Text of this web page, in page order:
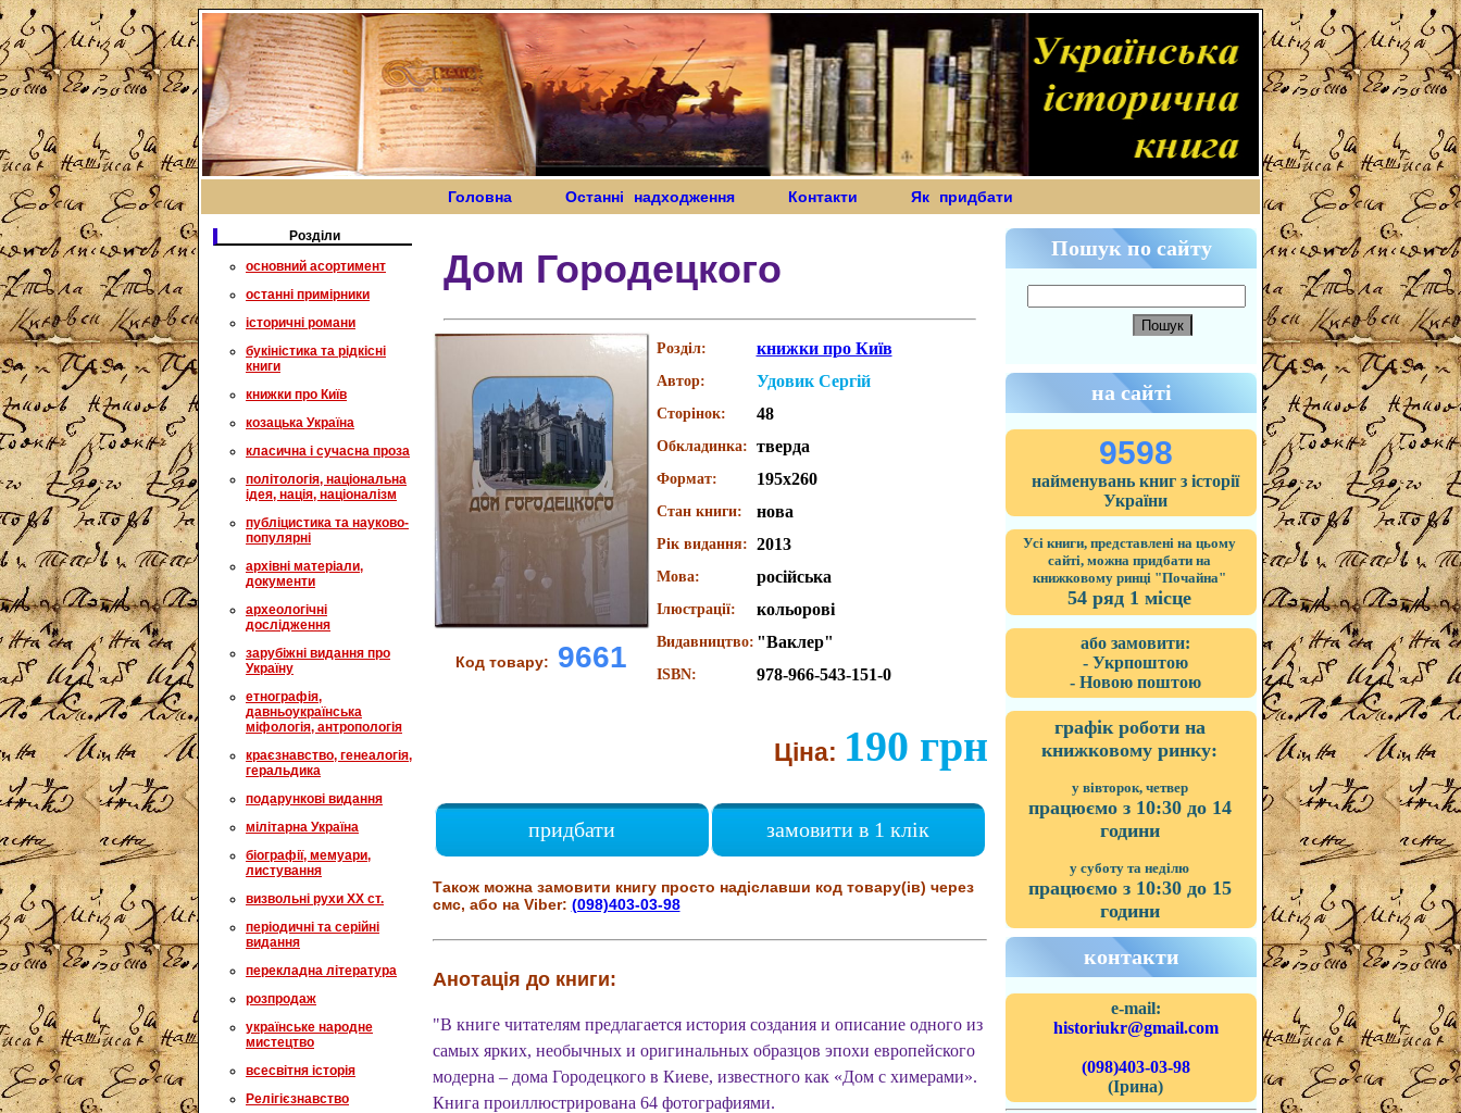
Головна Останні надходження Контакти Як придбати
Розділи
основний асортимент
останні примірники
історичні романи
букіністика та рідкісні
книги
книжки про Київ
козацька Україна
класична і сучасна проза
політологія, національна
ідея, нація, націоналізм
публіцистика та науково-
популярні
архівні матеріали,
документи
археологічні
дослідження
зарубіжні видання про
Україну
етнографія,
давньоукраїнська
міфологія, антропологія
краєзнавство, генеалогія,
геральдика
подарункові видання
мілітарна Україна
біографії, мемуари,
листування
визвольні рухи XX ст.
періодичні та серійні
видання
перекладна література
розпродаж
українське народне
мистецтво
всесвітня історія
Релігієзнавство
Дом Городецкого
Код товару: 9661
Розділ: книжки про Київ
Автор: Удовик Сергій
Сторінок: 48
Обкладинка: тверда
Формат: 195x260
Стан книги: нова
Рік видання: 2013
Мова: російська
Ілюстрації: кольорові
Видавництво: "Ваклер"
ISBN: 978-966-543-151-0
Ціна: 190 грн
придбати замовити в 1 клік
Також можна замовити книгу просто надіславши код товару(ів) через
смс, або на Viber: (098)403-03-98
Анотація до книги:
"В книге читателям предлагается история создания и описание одного из
самых ярких, необычных и оригинальных образцов эпохи европейского
модерна – дома Городецкого в Киеве, известного как «Дом с химерами».
Книга проиллюстрирована 64 фотографиями.
Пошук по сайту
на сайті
9598
найменувань книг з історії
України
Усі книги, представлені на цьому
сайті, можна придбати на
книжковому ринці "Почайна"
54 ряд 1 місце
або замовити:
- Укрпоштою
- Новою поштою
графік роботи на
книжковому ринку:
у вівторок, четвер
працюємо з 10:30 до 14
години
у суботу та неділю
працюємо з 10:30 до 15
години
контакти
e-mail:
historiukr@gmail.com
(098)403-03-98
(Ірина)